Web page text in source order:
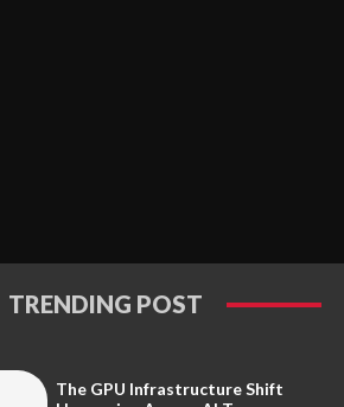
TRENDING POST
The GPU Infrastructure Shift